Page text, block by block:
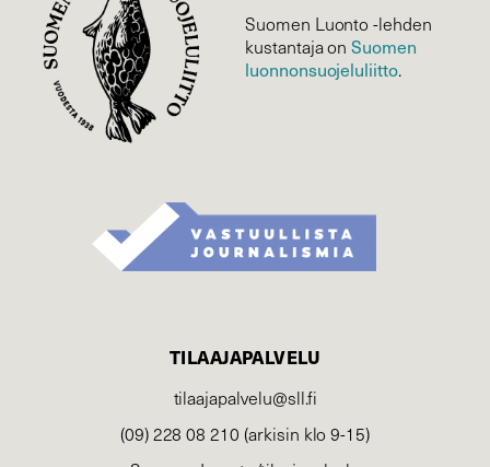
Suomen Luonto -lehden
kustantaja onSuomen
luonnonsuojelu­liitto.
TILAAJAPALVELU
tilaajapalvelu@sll.fi
(09) 228 08 210 (arkisin klo 9-15)